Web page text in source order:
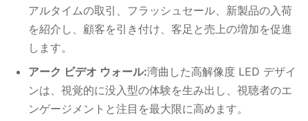
アルタイムの取引、フラッシュセール、新製品の入荷
を紹介し、顧客を引き付け、客足と売上の増加を促進
します。
アーク ビデオ ウォール:湾曲した高解像度 LED デザイ
ンは、視覚的に没入型の体験を生み出し、視聴者のエ
ンゲージメントと注目を最大限に高めます。